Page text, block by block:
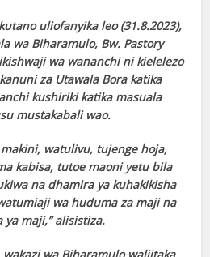
uliofanyika leo (31.8.2023),
wa Biharamulo, Bw. Pastory
wa wananchi ni kielelezo
za Utawala Bora katika
kushiriki katika masuala
mustakabali wao.
watulivu, tujenge hoja,
kabisa, tutoe maoni yetu bila
na dhamira ya kuhakikisha
wa huduma za maji na
ya maji,” alisistiza.